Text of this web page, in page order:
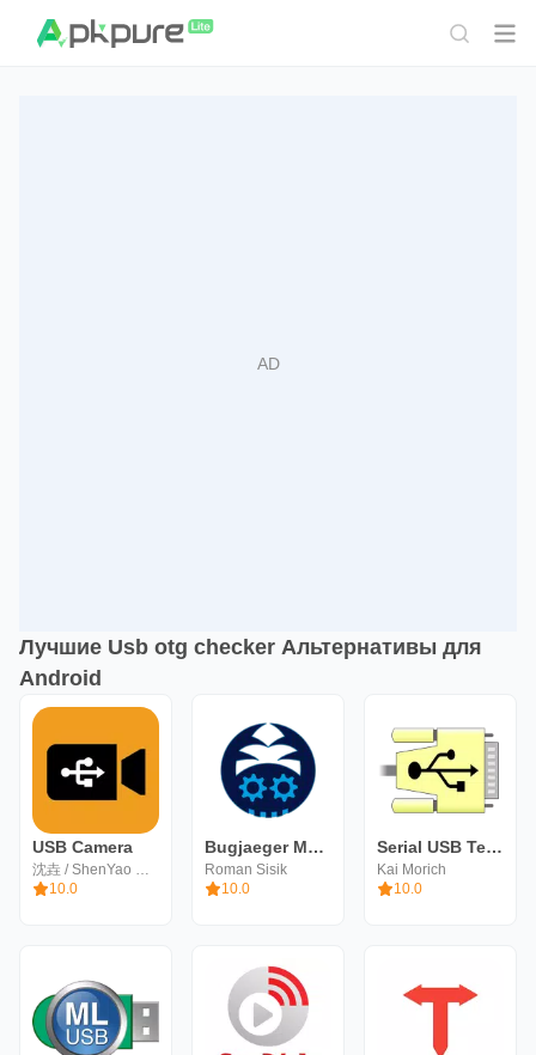
Лучшие Usb otg checker Альтернативы для
Android
USB Camera
沈垚 / ShenYao China
10.0
Bugjaeger Mobile ADB - USB OTG
Roman Sisik
10.0
Serial USB Terminal
Kai Morich
10.0